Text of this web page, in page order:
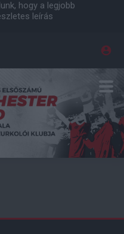
hogy a legjobb
leírás